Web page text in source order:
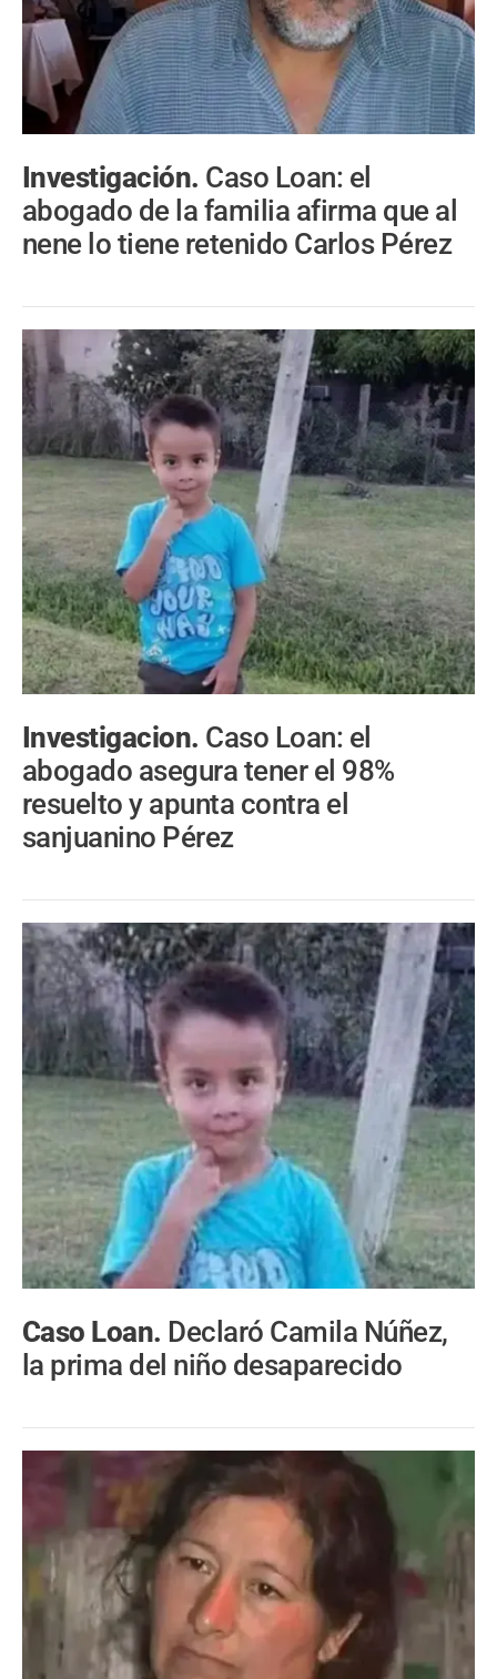
Investigación. Caso Loan: el
abogado de la familia afirma que al
nene lo tiene retenido Carlos Pérez
Investigacion. Caso Loan: el
abogado asegura tener el 98%
resuelto y apunta contra el
sanjuanino Pérez
Caso Loan. Declaró Camila Núñez,
la prima del niño desaparecido